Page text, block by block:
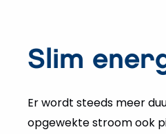
Slim
Er wordt steeds meer
opgewekte stroom ook